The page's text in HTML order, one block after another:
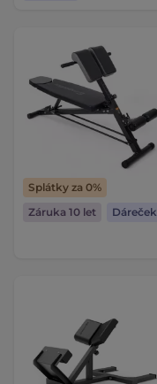
Splátky za 0%
Záruka 10 let
Dáreček